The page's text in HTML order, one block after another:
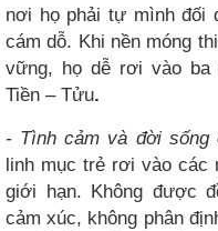
nơi họ phải tự mình đối
cám dỗ. Khi nền móng
vững, họ dễ rơi vào ba
Tiền – Tửu.
- Tình cảm và đời sống
linh mục trẻ rơi vào các
giới hạn. Không được
cảm xúc, không phân